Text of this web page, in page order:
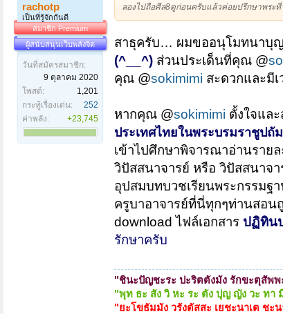
rachotp
เป็นที่รู้จักกันดี
สมาชิก Premium
ผู้สนับสนุนเว็บพลังจิต
วันที่สมัครสมาชิก:
9 ตุลาคม 2020
โพสต์:
1,201
กระทู้เรื่องเด่น:
252
ค่าพลัง:
+23,745
ลองไปถือศีล8ดูก่อนครับแล้วค่อยปรึกษาพระที่
สาธุครับ… ผมขออนุโมทนาบุ
(^__^) ส่วนประเด็นที่คุณ @
คุณ @sokimimi สะดวกและมีเ
หากคุณ @sokimimi ตั้งใจแล
ประเทศไทยในพระบรมราชูปถั
เข้าไปศึกษาพิจารณาอ่านราย
วิปัสสนาจารย์ หรือ วิปัสสนาจ
อุปสมบทบวชเรียนพระกรรมฐ
ครูบาอาจารย์ที่นี่ทุกๆท่านสอ
download ไฟล์เอกสาร ปฏิทิน
รักษาครับ
"ชินะปัญชะระ ปะริตตังมัง รักขะตุสัพพ
"พุท ธะ สัง วิ หะ ระ ตัง ปุญ ญัง วะ ทา
"ยะโขธัมมัง วรังตัสสะ เยชะนาเต ชะ